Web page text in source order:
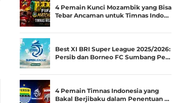
4 Pemain Kunci Mozambik yang Bisa
Tebar Ancaman untuk Timnas Indo…
Best XI BRI Super League 2025/2026:
Persib dan Borneo FC Sumbang Pe…
4 Pemain Timnas Indonesia yang
Bakal Berjibaku dalam Penentuan …